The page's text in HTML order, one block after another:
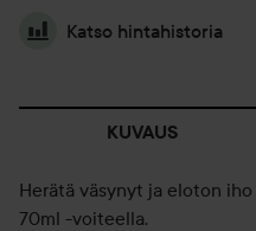
Katso hintahistoria
KUVAUS
Herätä väsynyt ja eloton
70ml -voiteella.